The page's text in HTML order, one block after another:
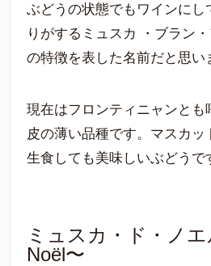
ぶどうの状態でもワインにし
りがするミュスカ ・ブラン
の特徴を表した名前だと思い
現在はフロンティニャンとも
皮の薄い品種です。マスカッ
生食しても美味しいぶどうで
ミュスカ・ド・ノ
Noël〜